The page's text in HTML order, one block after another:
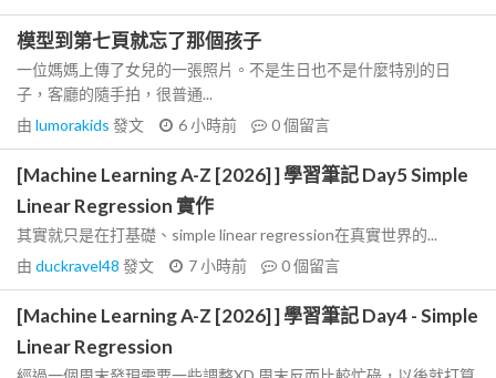
模型到第七頁就忘了那個孩子
一位媽媽上傳了女兒的一張照片。不是生日也不是什麼特別的日
子，客廳的隨手拍，很普通...
由 lumorakids 發文 6 小時前 0個留言
[Machine Learning A-Z [2026] ] 學習筆記 Day5 Simple
Linear Regression 實作
其實就只是在打基礎、simple linear regression在真實世界的...
由 duckravel48 發文 7 小時前 0個留言
[Machine Learning A-Z [2026] ] 學習筆記 Day4 - Simple
Linear Regression